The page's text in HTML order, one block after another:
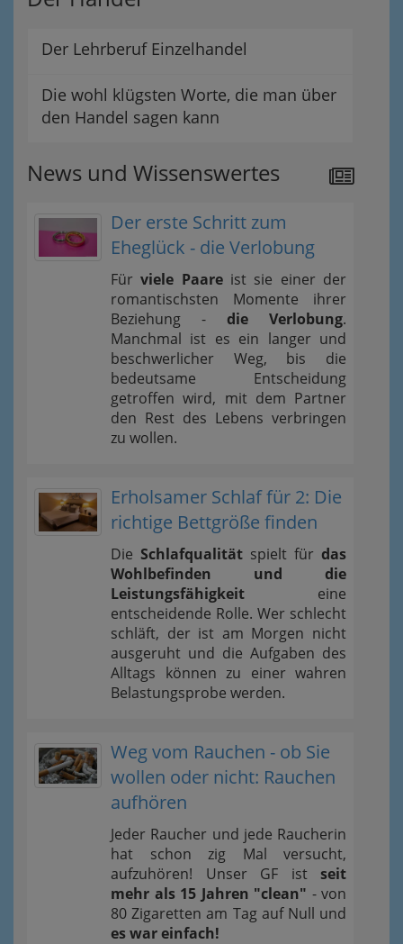
Der Lehrberuf Einzelhandel
Die wohl klügsten Worte, die man über
den Handel sagen kann
News und Wissenswertes
Der erste Schritt zum
Eheglück - die Verlobung
Fürviele Paareist sie einer der
romantischsten Momente ihrer
Beziehung - die Verlobung.
Manchmal ist es ein langer und
beschwerlicher Weg, bis die
bedeutsame Entscheidung
getroffen wird, mit dem Partner
den Rest des Lebens verbringen
zu wollen.
Erholsamer Schlaf für 2: Die
richtige Bettgröße finden
Die Schlafqualität spielt für das
Wohlbefinden und die
Leistungsfähigkeit eine
entscheidende Rolle. Wer schlecht
schläft, der ist am Morgen nicht
ausgeruht und die Aufgaben des
Alltags können zu einer wahren
Belastungsprobe werden.
Weg vom Rauchen - ob Sie
wollen oder nicht: Rauchen
aufhören
Jeder Raucher und jede Raucherin
hat schon zig Mal versucht,
aufzuhören! Unser GF ist seit
mehr als 15 Jahren "clean" - von
80 Zigaretten am Tag auf Null und
es war einfach!